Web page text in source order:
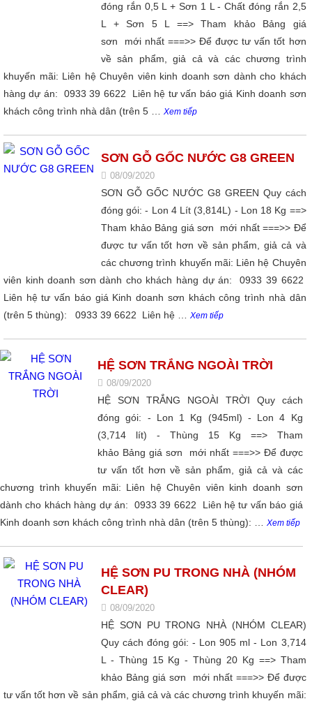
đóng rắn 0,5 L + Sơn 1 L - Chất đóng rắn 2,5
L + Sơn 5 L ==> Tham khảo Bảng giá
sơn mới nhất ===>> Để được tư vấn tốt hơn
về sản phẩm, giả cả và các chương trình
khuyến mãi: Liên hệ Chuyên viên kinh doanh sơn dành cho khách
hàng dự án: 0933 39 6622 Liên hệ tư vấn báo giá Kinh doanh sơn
khách công trình nhà dân (trên 5 … Xem tiếp
SƠN GỖ GỐC NƯỚC G8 GREEN
08/09/2020
SƠN GỖ GỐC NƯỚC G8 GREEN Quy cách
đóng gói: - Lon 4 Lít (3,814L) - Lon 18 Kg ==>
Tham khảo Bảng giá sơn mới nhất ===>> Để
được tư vấn tốt hơn về sản phẩm, giả cả và
các chương trình khuyến mãi: Liên hệ Chuyên
viên kinh doanh sơn dành cho khách hàng dự án: 0933 39 6622
Liên hệ tư vấn báo giá Kinh doanh sơn khách công trình nhà dân
(trên 5 thùng): 0933 39 6622 Liên hệ … Xem tiếp
HỆ SƠN TRẮNG NGOÀI TRỜI
08/09/2020
HỆ SƠN TRẮNG NGOÀI TRỜI Quy cách
đóng gói: - Lon 1 Kg (945ml) - Lon 4 Kg
(3,714 lít) - Thùng 15 Kg ==> Tham
khảo Bảng giá sơn mới nhất ===>> Để được
tư vấn tốt hơn về sản phẩm, giả cả và các
chương trình khuyến mãi: Liên hệ Chuyên viên kinh doanh sơn
dành cho khách hàng dự án: 0933 39 6622 Liên hệ tư vấn báo giá
Kinh doanh sơn khách công trình nhà dân (trên 5 thùng): … Xem tiếp
HỆ SƠN PU TRONG NHÀ (NHÓM
CLEAR)
08/09/2020
HỆ SƠN PU TRONG NHÀ (NHÓM CLEAR)
Quy cách đóng gói: - Lon 905 ml - Lon 3,714
L - Thùng 15 Kg - Thùng 20 Kg ==> Tham
khảo Bảng giá sơn mới nhất ===>> Để được
tư vấn tốt hơn về sản phẩm, giả cả và các chương trình khuyến mãi: